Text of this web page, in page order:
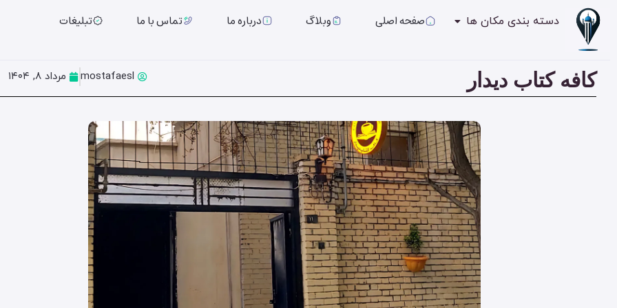
دسته بندی مکان ها صفحه اصلی وبلاگ درباره ما تماس با ما تبلیغات
کافه کتاب دیدار mostafaesl مرداد ۸, ۱۴۰۴